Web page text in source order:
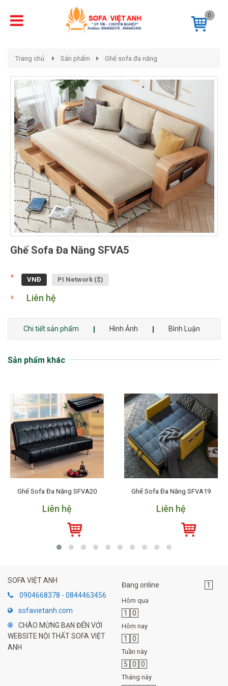
0
Trang chủ Sản phẩm Ghế sofa đa năng
Ghế Sofa Đa Năng SFVA5
VNĐ PI Network ($)
Liên hệ
Chi tiết sản phẩm Hình Ảnh Bình Luận
Sản phẩm khác
Ghế Sofa Đa Năng SFVA20
Liên hệ
Ghế Sofa Đa Năng SFVA19
Liên hệ
SOFA VIỆT ANH
0904668378 - 0844463456
sofavietanh.com
CHÀO MỪNG BẠN ĐẾN VỚI
WEBSITE NỘI THẤT SOFA VIỆT
ANH
Đang online 1
Hôm qua
1 0
Hôm nay
1 0
Tuần này
5 0 0
Tháng này